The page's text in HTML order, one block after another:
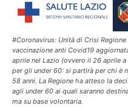
#Coronavirus: Unità di Crisi
vaccinazione anti Covid19
aprile nel Lazio (ovvero il 26 aprile
per gli under 60: si partirà per chi è
58 anni. La Regione ha atteso la
agli under 60 ai quali saranno
ma su base volontaria.